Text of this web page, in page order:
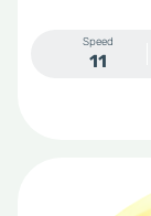
Speed
11